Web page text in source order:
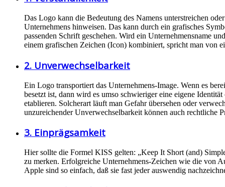
Das Logo kann die Bedeutung des Namens unterstreichen
Unternehmens hinweisen. Das kann durch ein grafisches
passenden Schrift geschehen. Wird ein Unternehmensname
einem grafischen Zeichen (Icon) kombiniert, spricht man von
2. Unverwechselbarkeit
Ein Logo transportiert das Unternehmens-Image. Wenn es
besetzt ist, dann wird es umso schwieriger eine eigene
etablieren. Solcherart läuft man Gefahr übersehen oder
unzureichender Unverwechselbarkeit können auch rechtliche
3. Einprägsamkeit
Hier sollte die Formel KISS gelten: „Keep It Short (and)
zu merken. Erfolgreiche Unternehmens-Zeichen wie die von
Apple sind so einfach, daß sie fast jeder auswendig